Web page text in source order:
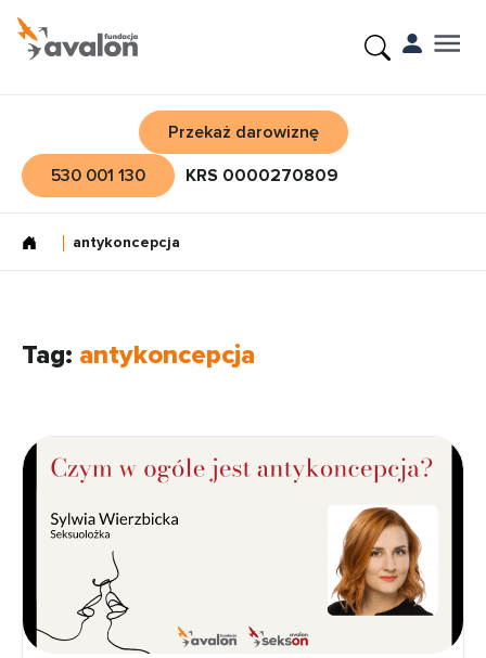
Przekaż darowiznę
530 001 130
KRS 0000270809
antykoncepcja
Tag: antykoncepcja